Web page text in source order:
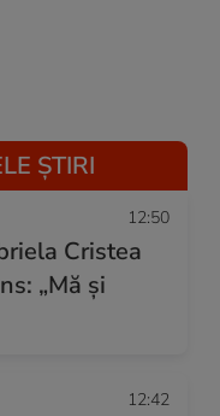
ȘTIRI
12:50
Cristea
„Mă și
12:42